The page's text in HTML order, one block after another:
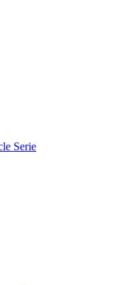
Serie